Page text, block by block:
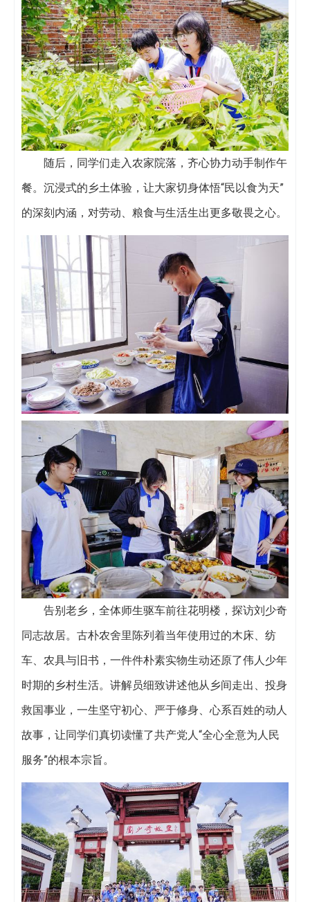
随后，同学们走入农家院落，齐心协力动手制作午
餐。沉浸式的乡土体验，让大家切身体悟“民以食为天”
的深刻内涵，对劳动、粮食与生活生出更多敬畏之心。
告别老乡，全体师生驱车前往花明楼，探访刘少奇
同志故居。古朴农舍里陈列着当年使用过的木床、纺
车、农具与旧书，一件件朴素实物生动还原了伟人少年
时期的乡村生活。讲解员细致讲述他从乡间走出、投身
救国事业，一生坚守初心、严于修身、心系百姓的动人
故事，让同学们真切读懂了共产党人“全心全意为人民
服务”的根本宗旨。